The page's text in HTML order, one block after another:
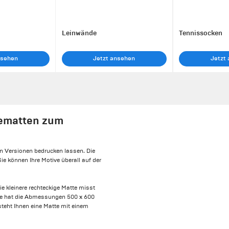
Leinwände
Jetzt ansehen
Tennissocken
Jetzt
zum
Versionen bedrucken lassen. Die
können Ihre Motive überall auf der
kleinere rechteckige Matte misst
hat die Abmessungen 500 x 600
Ihnen eine Matte mit einem